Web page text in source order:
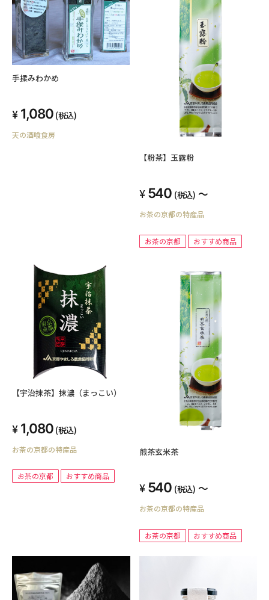
手揉みわかめ
1,080 (税込)
天の酒喰食房
【粉茶】玉露粉
540 (税込) ～
お茶の京都の特産品
お茶の京都 おすすめ商品
【宇治抹茶】抹濃（まっこい）
1,080 (税込)
お茶の京都の特産品
お茶の京都 おすすめ商品
煎茶玄米茶
540 (税込) ～
お茶の京都の特産品
お茶の京都 おすすめ商品